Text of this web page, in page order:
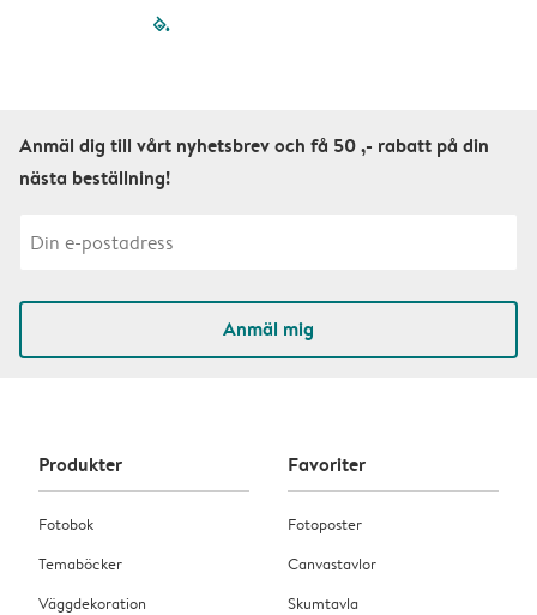
filled-pagination
Anmäl dig till vårt nyhetsbrev och få 50 ,- rabatt på din
nästa beställning!
Anmäl mig
Produkter
Fotobok
Temaböcker
Väggdekoration
Favoriter
Fotoposter
Canvastavlor
Skumtavla